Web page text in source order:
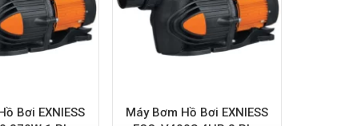
Bơi EXNIESS
Máy Bơm Hồ Bơi EXNIESS